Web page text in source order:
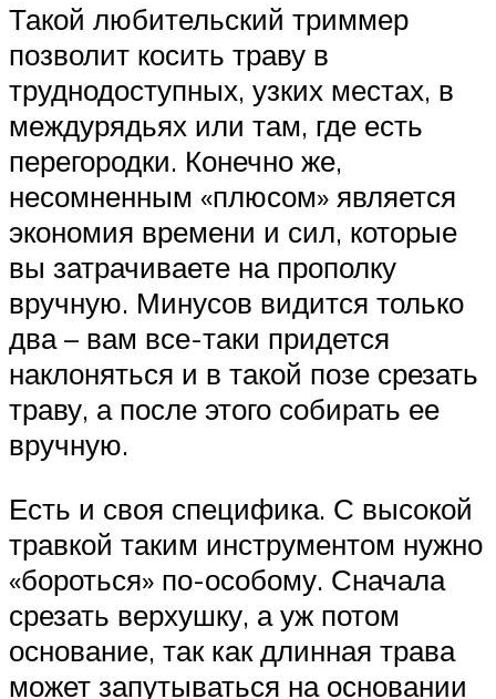
Такой любительский триммер
позволит косить траву в
труднодоступных, узких местах, в
междурядьях или там, где есть
перегородки. Конечно же,
несомненным «плюсом» является
экономия времени и сил, которые
вы затрачиваете на прополку
вручную. Минусов видится только
два – вам все-таки придется
наклоняться и в такой позе срезать
траву, а после этого собирать ее
вручную.
Есть и своя специфика. С высокой
травкой таким инструментом нужно
«бороться» по-особому. Сначала
срезать верхушку, а уж потом
основание, так как длинная трава
может запутываться на основании